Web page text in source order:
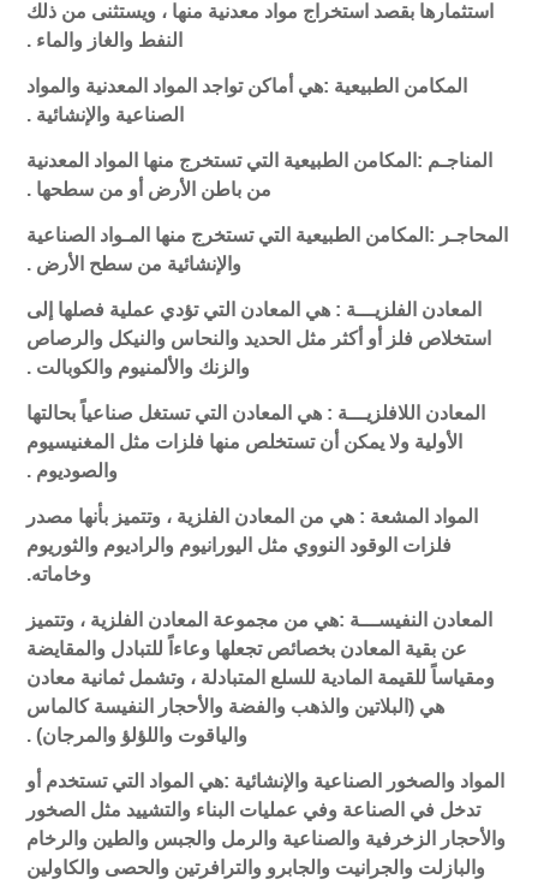
استثمارها بقصد استخراج مواد معدنية منها ، ويستثنى من ذلك
النفط والغاز والماء .
المكامن الطبيعية :هي أماكن تواجد المواد المعدنية والمواد
الصناعية والإنشائية .
المناجـم :المكامن الطبيعية التي تستخرج منها المواد المعدنية
من باطن الأرض أو من سطحها .
المحاجـر :المكامن الطبيعية التي تستخرج منها المـواد الصناعية
والإنشائية من سطح الأرض .
المعادن الفلزيـــة : هي المعادن التي تؤدي عملية فصلها إلى
استخلاص فلز أو أكثر مثل الحديد والنحاس والنيكل والرصاص
والزنك والألمنيوم والكوبالت .
المعادن اللافلزيـــة : هي المعادن التي تستغل صناعياً بحالتها
الأولية ولا يمكن أن تستخلص منها فلزات مثل المغنيسيوم
والصوديوم .
المواد المشعة : هي من المعادن الفلزية ، وتتميز بأنها مصدر
فلزات الوقود النووي مثل اليورانيوم والراديوم والثوريوم
وخاماته.
المعادن النفيســـة :هي من مجموعة المعادن الفلزية ، وتتميز
عن بقية المعادن بخصائص تجعلها وعاءاً للتبادل والمقايضة
ومقياساً للقيمة المادية للسلع المتبادلة ، وتشمل ثمانية معادن
هي (البلاتين والذهب والفضة والأحجار النفيسة كالماس
والياقوت واللؤلؤ والمرجان) .
المواد والصخور الصناعية والإنشائية :هي المواد التي تستخدم أو
تدخل في الصناعة وفي عمليات البناء والتشييد مثل الصخور
والأحجار الزخرفية والصناعية والرمل والجبس والطين والرخام
والبازلت والجرانيت والجابرو والترافرتين والحصى والكاولين